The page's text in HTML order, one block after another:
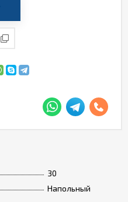
30
Напольный